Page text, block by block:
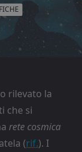
rilevato la
che si
rete cosmica
(rif.). I